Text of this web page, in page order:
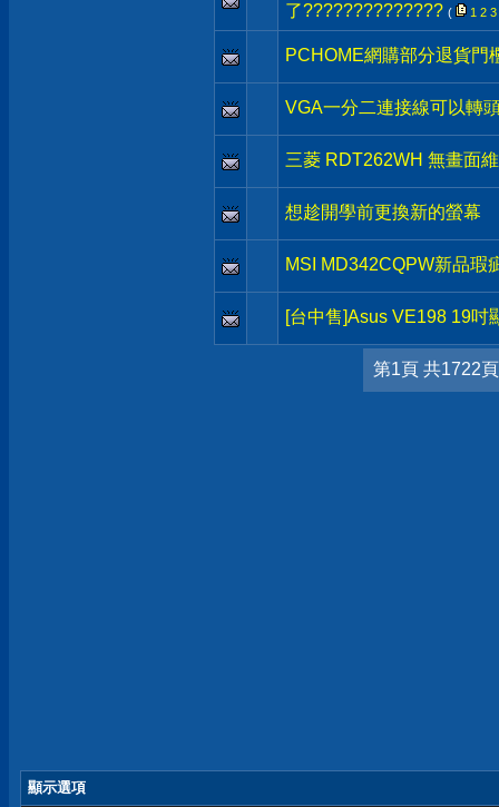
了?????????????? ( 1 2 3
PCHOME網購部分退貨門
VGA一分二連接線可以轉
三菱 RDT262WH 無畫面
想趁開學前更換新的螢幕
MSI MD342CQPW新品瑕
[台中售]Asus VE198 19吋
第1頁 共1722頁
顯示選項